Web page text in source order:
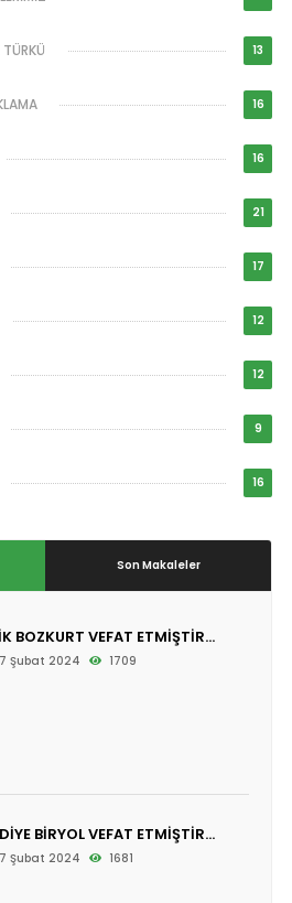
13
16
16
21
17
12
12
9
16
Son Makaleler
BOZKURT VEFAT ETMİŞTİR...
7 Şubat 2024 1709
BİRYOL VEFAT ETMİŞTİR...
7 Şubat 2024 1681